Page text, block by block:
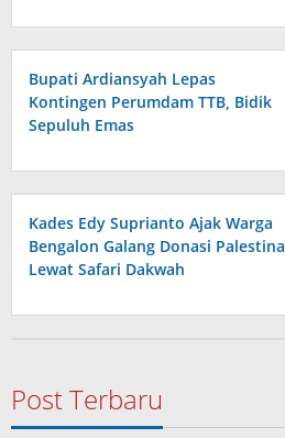
Bupati Ardiansyah Lepas
Kontingen Perumdam TTB, Bidik
Sepuluh Emas
Kades Edy Suprianto Ajak Warga
Bengalon Galang Donasi Palestina
Lewat Safari Dakwah
Post Terbaru